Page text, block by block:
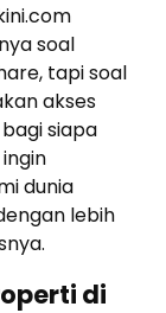
soal
tapi soal
akses
siapa
dunia
lebih
di